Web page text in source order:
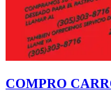
COMPRO